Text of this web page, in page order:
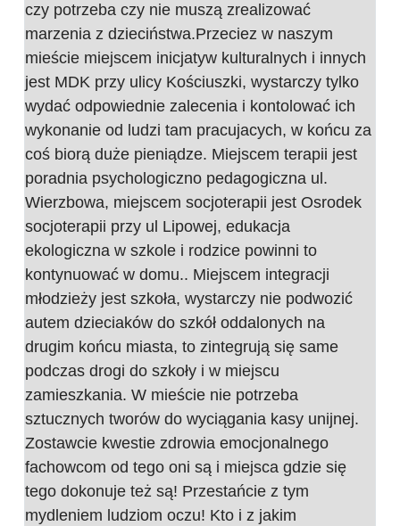
czy potrzeba czy nie muszą zrealizować
marzenia z dzieciństwa.Przeciez w naszym
mieście miejscem inicjatyw kulturalnych i innych
jest MDK przy ulicy Kościuszki, wystarczy tylko
wydać odpowiednie zalecenia i kontolować ich
wykonanie od ludzi tam pracujacych, w końcu za
coś biorą duże pieniądze. Miejscem terapii jest
poradnia psychologiczno pedagogiczna ul.
Wierzbowa, miejscem socjoterapii jest Osrodek
socjoterapii przy ul Lipowej, edukacja
ekologiczna w szkole i rodzice powinni to
kontynuować w domu.. Miejscem integracji
młodzieży jest szkoła, wystarczy nie podwozić
autem dzieciaków do szkół oddalonych na
drugim końcu miasta, to zintegrują się same
podczas drogi do szkoły i w miejscu
zamieszkania. W mieście nie potrzeba
sztucznych tworów do wyciągania kasy unijnej.
Zostawcie kwestie zdrowia emocjonalnego
fachowcom od tego oni są i miejsca gdzie się
tego dokonuje też są! Przestańcie z tym
mydleniem ludziom oczu! Kto i z jakim